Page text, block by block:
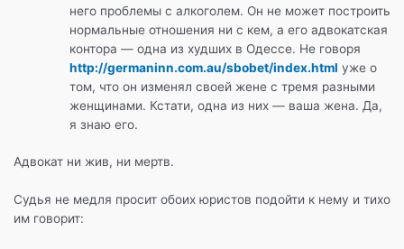
него проблемы с алкоголем. Он не может построить
нормальные отношения ни с кем, а его адвокатская
контора — одна из худших в Одессе. Не говоря
http://germaninn.com.au/sbobet/index.html уже о
том, что он изменял своей жене с тремя разными
женщинами. Кстати, одна из них — ваша жена. Да,
я знаю его.
Адвокат ни жив, ни мертв.
Судья не медля просит обоих юристов подойти к нему и тихо
им говорит: